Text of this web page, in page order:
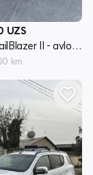
UZS
Chevrolet TrailBlazer II - avlod restyling
km